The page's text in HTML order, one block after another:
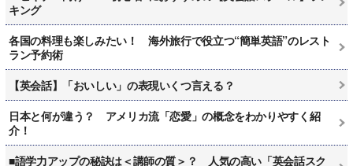
キング
各国の料理も楽しみたい！ 海外旅行で役立つ“簡単英語”のレスト
ラン予約術
【英会話】「おいしい」の表現いくつ言える？
日本と何が違う？ アメリカ流「恋愛」の概念をわかりやすく紹
介！
■語学力アップの秘訣は＜講師の質＞？ 人気の高い「英会話スク